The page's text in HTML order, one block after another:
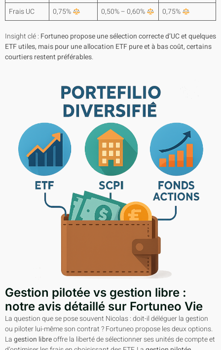
Frais UC 0,75% 0,50% – 0,60% 0,75%
Insight clé : Fortuneo propose une sélection correcte d’UC et quelques
ETF utiles, mais pour une allocation ETF pure et à bas coût, certains
courtiers restent préférables.
Gestion pilotée vs gestion libre :
notre avis détaillé sur Fortuneo Vie
La question que se pose souvent Nicolas : doit-il déléguer la gestion
ou piloter lui-même son contrat ? Fortuneo propose les deux options.
Lagestion libreoffre la liberté de sélectionner ses unités de compte et